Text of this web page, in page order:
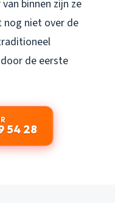
binnen zijn ze
nog niet over de
de eerste
54 28